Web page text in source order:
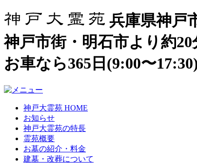
兵庫県神戸
神戸市街・明石市より約20
お車なら365日(9:00〜
神戸大霊苑 HOME
お知らせ
神戸大霊苑の特長
霊苑概要
お墓の紹介・料金
建墓・改葬について